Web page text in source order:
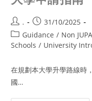
.
31/10/2025
Guidance / Non
Schools / University
在規劃本大學升學路線時
國…